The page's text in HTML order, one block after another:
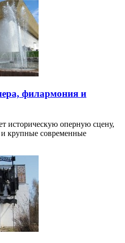
филармония и
историческую оперную сцену,
крупные современные